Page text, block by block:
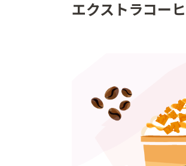
エクストラコー